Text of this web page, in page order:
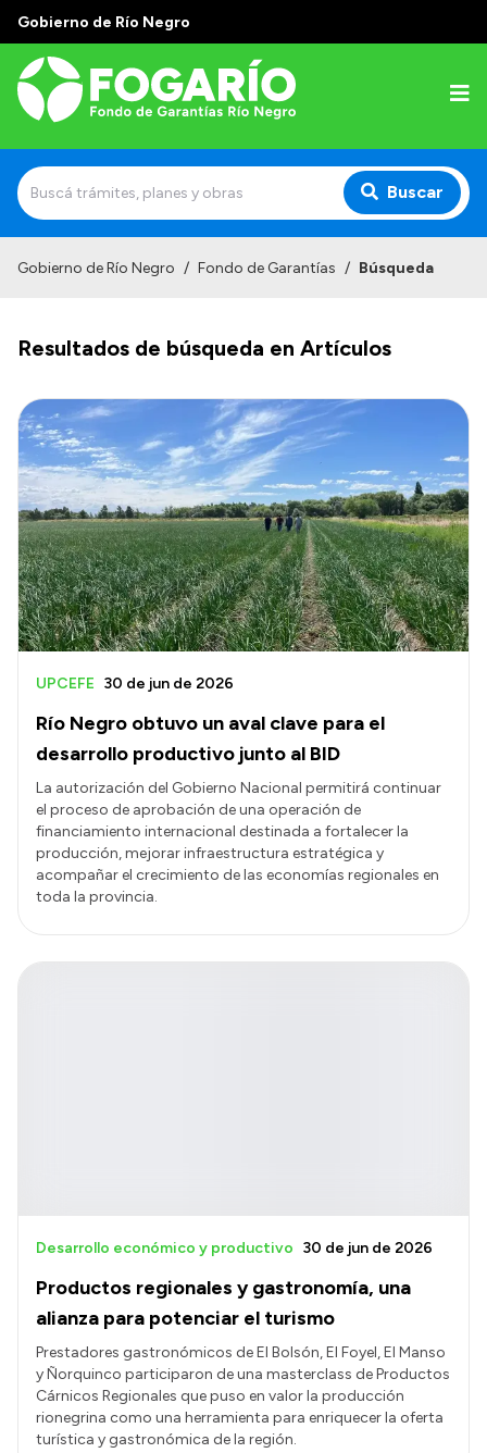
Gobierno de Río Negro
Buscar
¿Quiénes somos?
¿Qué hacemos?
Líneas Garantizadas
Tu garantía
Contactos
Gobierno de Río Negro / Fondo de Garantías / Búsqueda
Resultados de búsqueda en Artículos
Río Negro obtuvo un aval clave para el
desarrollo productivo junto al BID
UPCEFE 30 de jun de 2026
La autorización del Gobierno Nacional permitirá continuar
el proceso de aprobación de una operación de
financiamiento internacional destinada a fortalecer la
producción, mejorar infraestructura estratégica y
acompañar el crecimiento de las economías regionales en
toda la provincia.
Productos regionales y gastronomía, una
alianza para potenciar el turismo
Desarrollo económico y productivo 30 de jun de 2026
Prestadores gastronómicos de El Bolsón, El Foyel, El Manso
y Ñorquinco participaron de una masterclass de Productos
Cárnicos Regionales que puso en valor la producción
rionegrina como una herramienta para enriquecer la oferta
turística y gastronómica de la región.